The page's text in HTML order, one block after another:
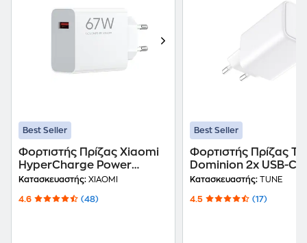
Best Seller
Φορτιστής Πρίζας Xiaomi
HyperCharge Power
Adapter USB-A 67W -
Κατασκευαστής: XIAOMI
4.6 (48)
Best Seller
Φορτιστής Πρίζας
Dominion 2x USB-C/
USB-A 65W - White
Κατασκευαστής: TUNE
4.5 (17)